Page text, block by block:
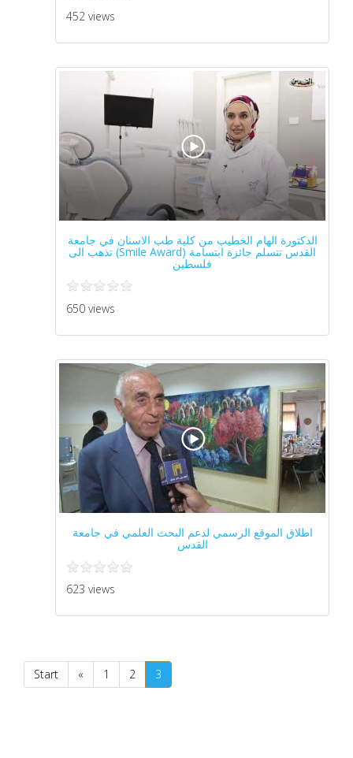
452 views
الدكتورة الهام الخطيب من كلية طب الاسنان في جامعة
القدس تتسلم جائزة ابتسامة (Smile Award) تذهب الى
فلسطين
650 views
اطلاق الموقع الرسمي لدعم البحث العلمي في جامعة
القدس
623 views
Start « 1 2 3